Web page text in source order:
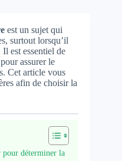
est un sujet qui
surtout lorsqu’il
Il est essentiel de
assurer le
Cet article vous
afin de choisir la
pour déterminer la